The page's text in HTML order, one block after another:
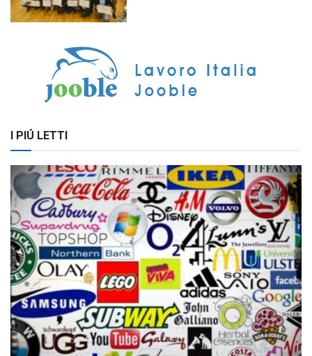
I PIÚ LETTI